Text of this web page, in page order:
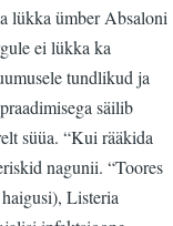
lükka ümber Absaloni
ei lükka ka
tundlikud ja
säilib
süüa. “Kui rääkida
nagunii. “Toores
Listeria